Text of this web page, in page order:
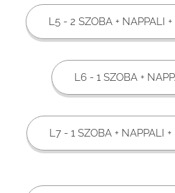
L5 - 2 SZOBA + NAPPALI
L6 - 1 SZOBA +
L7 - 1 SZOBA + NAPPALI